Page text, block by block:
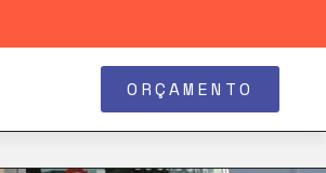
ORÇAMENTO